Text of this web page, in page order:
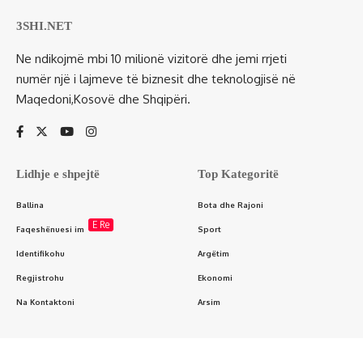
3SHI.NET
Ne ndikojmë mbi 10 milionë vizitorë dhe jemi rrjeti
numër një i lajmeve të biznesit dhe teknologjisë në
Maqedoni,Kosovë dhe Shqipëri.
Lidhje e shpejtë
Ballina
Faqeshënuesi im E Re
Identifikohu
Regjistrohu
Na Kontaktoni
Top Kategoritë
Bota dhe Rajoni
Sport
Argëtim
Ekonomi
Arsim